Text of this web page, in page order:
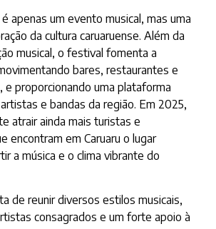
apenas um evento musical, mas uma
da cultura caruaruense. Além da
musical, o festival fomenta a
bares, restaurantes e
e proporcionando uma plataforma
e bandas da região. Em 2025,
atrair ainda mais turistas e
encontram em Caruaru o lugar
a música e o clima vibrante do
de reunir diversos estilos musicais,
consagrados e um forte apoio à